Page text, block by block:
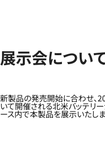
展示会につい
新製品の発売開始に合わせ、
いて開催される北米バッテリー
ース内で本製品を展示いたしま